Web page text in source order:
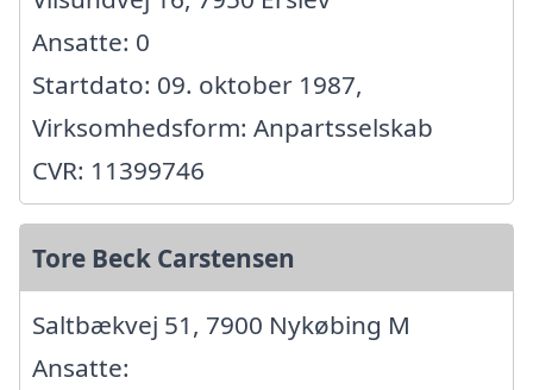
Ansatte: 0
Startdato: 09. oktober 1987,
Virksomhedsform: Anpartsselskab
CVR: 11399746
Tore Beck Carstensen
Saltbækvej 51, 7900 Nykøbing M
Ansatte: